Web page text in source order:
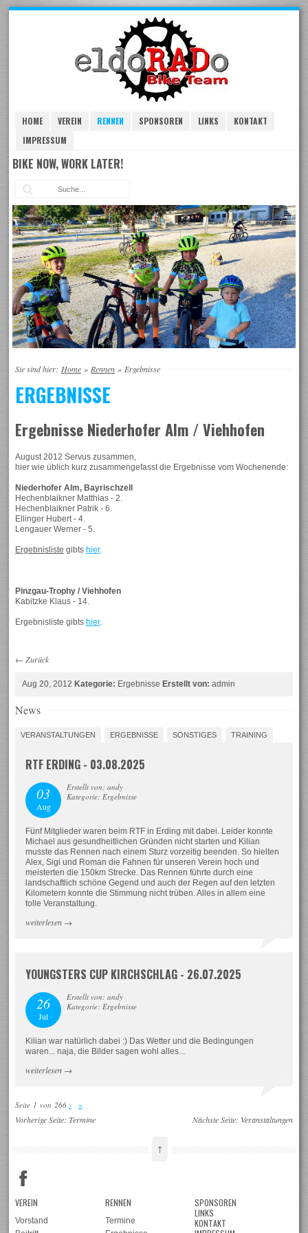
HOME VEREIN RENNEN SPONSOREN LINKS
KONTAKT
IMPRESSUM
BIKE NOW, WORK LATER!
Sie sind hier: Home » Rennen » Ergebnisse
ERGEBNISSE
Ergebnisse Niederhofer Alm / Viehhofen
August 2012 Servus zusammen,
hier wie üblich kurz zusammengefasst die Ergebnisse vom Wochenende:
Niederhofer Alm, Bayrischzell
Hechenblaikner Matthias - 2.
Hechenblaikner Patrik - 6.
Ellinger Hubert - 4.
Lengauer Werner - 5.
Ergebnisliste gibtshier.
Pinzgau-Trophy / Viehhofen
Kabitzke Klaus - 14.
Ergebnisliste gibtshier.
← Zurück
Aug 20, 2012Kategorie: ErgebnisseErstellt von: admin
News
VERANSTALTUNGEN ERGEBNISSE SONSTIGES TRAINING
RTF ERDING - 03.08.2025
03
Aug
Erstellt von: andy
Kategorie: Ergebnisse
Fünf Mitglieder waren beim RTF in Erding mit dabei. Leider konnte
Michael aus gesundheitlichen Gründen nicht starten und Kilian
musste das Rennen nach einem Sturz vorzeitig beenden. So hielten
Alex, Sigi und Roman die Fahnen für unseren Verein hoch und
meisterten die 150km Strecke. Das Rennen führte durch eine
landschaftlich schöne Gegend und auch der Regen auf den letzten
Kilometern konnte die Stimmung nicht trüben. Alles in allem eine
tolle Veranstaltung.
weiterlesen →
YOUNGSTERS CUP KIRCHSCHLAG - 26.07.2025
26
Jul
Erstellt von: andy
Kategorie: Ergebnisse
Kilian war natürlich dabei :) Das Wetter und die Bedingungen
waren... naja, die Bilder sagen wohl alles...
weiterlesen →
Seite 1 von 266 › »
Vorherige Seite:Termine Nächste Seite: Veranstaltungen
↑
VEREIN
Vorstand
RENNEN
Termine
SPONSOREN
LINKS
KONTAKT